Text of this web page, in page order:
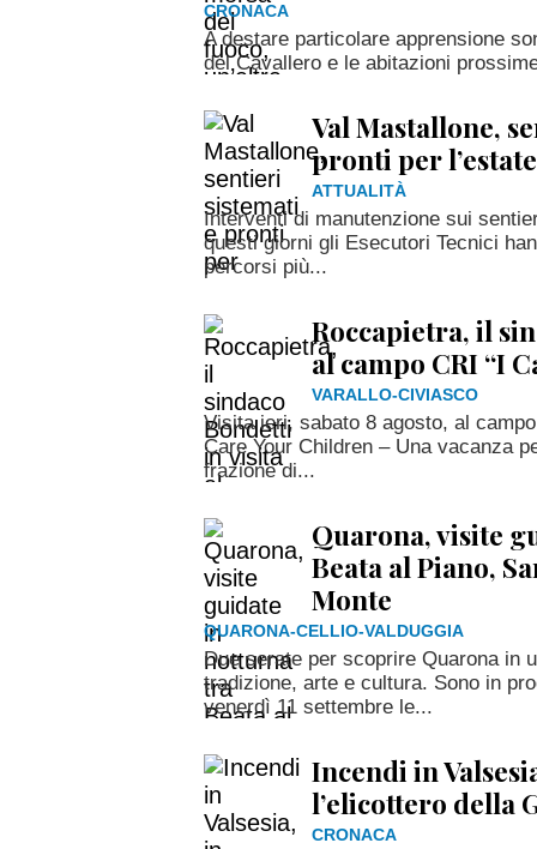
CRONACA
A destare particolare apprensione
del Cavallero e le abitazioni
Val Mastallone,
pronti per l’estate
ATTUALITÀ
Interventi di manutenzione sui
questi giorni gli Esecutori Tecnici
percorsi più...
Roccapietra, il
al campo CRI “I
VARALLO-CIVIASCO
Visita ieri, sabato 8 agosto, al
Care Your Children – Una vacanza
frazione di...
Quarona, visite
Beata al Piano,
Monte
QUARONA-CELLIO-VALDUGGIA
Due serate per scoprire Quarona in
tradizione, arte e cultura. Sono in
venerdì 11 settembre le...
Incendi in
l’elicottero della
CRONACA